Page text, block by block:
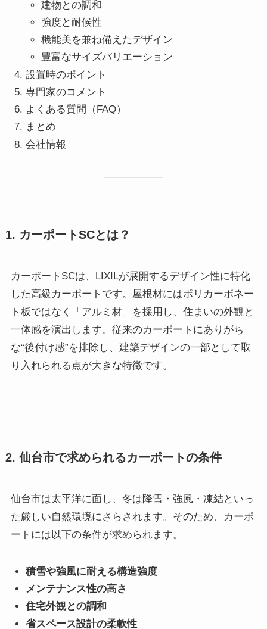
建物との調和
強度と耐候性
機能美を兼ね備えたデザイン
豊富なサイズバリエーション
設置時のポイント
専門家のコメント
よくある質問（FAQ）
まとめ
会社情報
1. カーポートSCとは？
カーポートSCは、LIXILが展開するデザイン性に特化
した高級カーポートです。屋根材にはポリカーボネー
ト板ではなく「アルミ材」を採用し、住まいの外観と
一体感を演出します。従来のカーポートにありがち
な“後付け感”を排除し、建築デザインの一部として取
り入れられる点が大きな特徴です。
2. 仙台市で求められるカーポートの条件
仙台市は太平洋に面し、冬は降雪・強風・凍結といっ
た厳しい自然環境にさらされます。そのため、カーポ
ートには以下の条件が求められます。
積雪や強風に耐える構造強度
メンテナンス性の高さ
住宅外観との調和
省スペース設計の柔軟性